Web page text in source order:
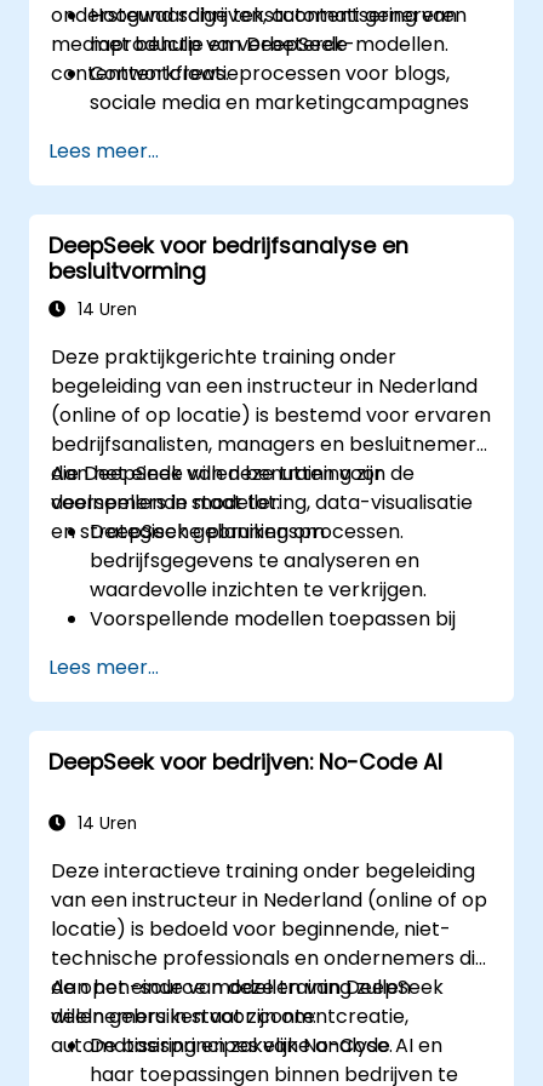
ondersteund schrijven, automatisering van
mediaproductie en verbeterde
contentworkflows.
Hoogwaardige tekstcontent genereren
met behulp van DeepSeek-modellen.
Contentcreatieprocessen voor blogs,
sociale media en marketingcampagnes
AI-tools integreren in bestaande
contentmanagement systemen.
Creativiteit en efficiëntie vergroten door
middel van AI-gestuurde
brainstormtechnieken en
structuurvorming.
Lees meer...
DeepSeek voor bedrijfsanalyse en
besluitvorming
14 Uren
Deze praktijkgerichte training onder
begeleiding van een instructeur in Nederland
(online of op locatie) is bestemd voor ervaren
bedrijfsanalisten, managers en besluitnemers
die DeepSeek willen benutten voor
voorspellende modellering, data-visualisatie
en strategische planningsprocessen.
Aan het einde van deze training zijn de
deelnemers in staat tot:
DeepSeek gebruiken om
bedrijfsgegevens te analyseren en
waardevolle inzichten te verkrijgen.
Voorspellende modellen toepassen bij
organisatie.
Rapportageprocessen en BI-
werkstromen automatiseren.
Besluitvorming verbeteren door gebruik
Lees meer...
DeepSeek voor bedrijven: No-Code AI
14 Uren
Deze interactieve training onder begeleiding
van een instructeur in Nederland (online of op
locatie) is bedoeld voor beginnende, niet-
technische professionals en ondernemers die
de open-source modellen van DeepSeek
willen gebruiken voor contentcreatie,
automatisering en zakelijke analyse.
Aan het einde van deze training zullen
deelnemers in staat zijn om:
De basisprincipes van No-Code AI en
haar toepassingen binnen bedrijven te